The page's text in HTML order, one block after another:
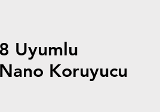
Uyumlu
Koruyucu